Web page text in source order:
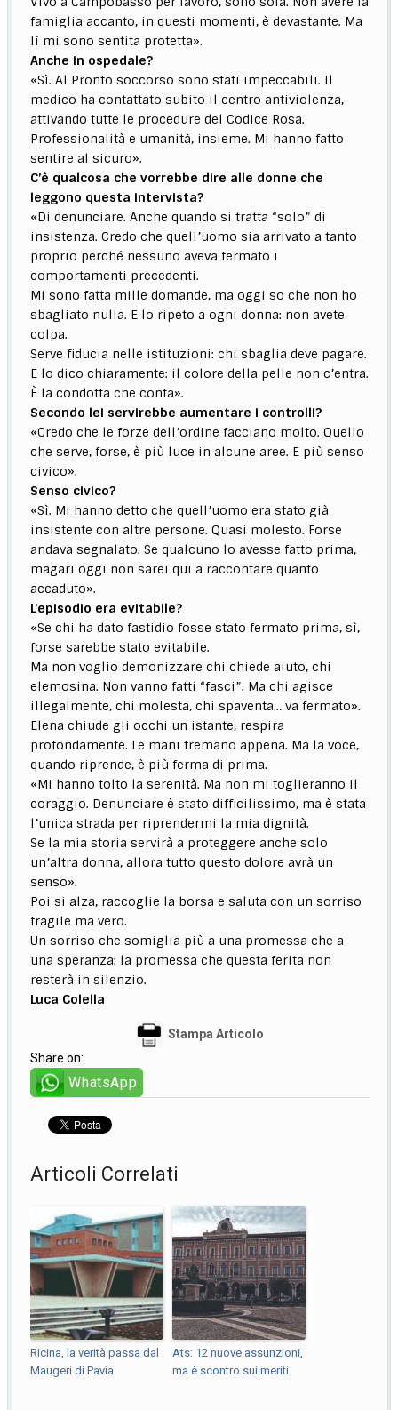
famiglia accanto, in questi momenti, è devastante. Ma
lì mi sono sentita protetta».
Anche in ospedale?
«Sì. Al Pronto soccorso sono stati impeccabili. Il
medico ha contattato subito il centro antiviolenza,
attivando tutte le procedure del Codice Rosa.
Professionalità e umanità, insieme. Mi hanno fatto
sentire al sicuro».
C’è qualcosa che vorrebbe dire alle donne che
leggono questa intervista?
«Di denunciare. Anche quando si tratta “solo” di
insistenza. Credo che quell’uomo sia arrivato a tanto
proprio perché nessuno aveva fermato i
comportamenti precedenti.
Mi sono fatta mille domande, ma oggi so che non ho
sbagliato nulla. E lo ripeto a ogni donna: non avete
colpa.
Serve fiducia nelle istituzioni: chi sbaglia deve pagare.
E lo dico chiaramente: il colore della pelle non c’entra.
È la condotta che conta».
Secondo lei servirebbe aumentare i controlli?
«Credo che le forze dell’ordine facciano molto. Quello
che serve, forse, è più luce in alcune aree. E più senso
civico».
Senso civico?
«Sì. Mi hanno detto che quell’uomo era stato già
insistente con altre persone. Quasi molesto. Forse
andava segnalato. Se qualcuno lo avesse fatto prima,
magari oggi non sarei qui a raccontare quanto
accaduto».
L’episodio era evitabile?
«Se chi ha dato fastidio fosse stato fermato prima, sì,
forse sarebbe stato evitabile.
Ma non voglio demonizzare chi chiede aiuto, chi
elemosina. Non vanno fatti “fasci”. Ma chi agisce
illegalmente, chi molesta, chi spaventa… va fermato».
Elena chiude gli occhi un istante, respira
profondamente. Le mani tremano appena. Ma la voce,
quando riprende, è più ferma di prima.
«Mi hanno tolto la serenità. Ma non mi toglieranno il
coraggio. Denunciare è stato difficilissimo, ma è stata
l’unica strada per riprendermi la mia dignità.
Se la mia storia servirà a proteggere anche solo
un’altra donna, allora tutto questo dolore avrà un
senso».
Poi si alza, raccoglie la borsa e saluta con un sorriso
fragile ma vero.
Un sorriso che somiglia più a una promessa che a
una speranza: la promessa che questa ferita non
resterà in silenzio.
Luca Colella
Stampa Articolo
Share on:
WhatsApp
Articoli Correlati
Ricina, la verità passa dal
Maugeri di Pavia
Ats: 12 nuove assunzioni,
ma è scontro sui meriti